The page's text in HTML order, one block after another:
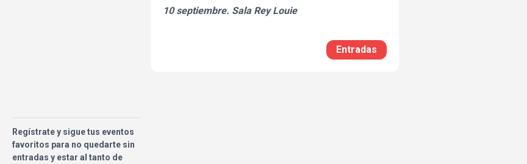
Regístrate y sigue tus eventos
favoritos para no quedarte sin
entradas y estar al tanto de
10 septiembre. Sala Rey Louie
Entradas